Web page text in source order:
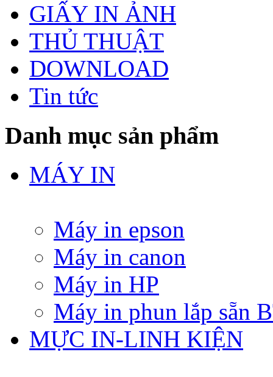
GIẤY IN ẢNH
THỦ THUẬT
DOWNLOAD
Tin tức
Danh mục sản phẩm
MÁY IN
Máy in epson
Máy in canon
Máy in HP
Máy in phun lắp sẵn
MỰC IN-LINH KIỆN